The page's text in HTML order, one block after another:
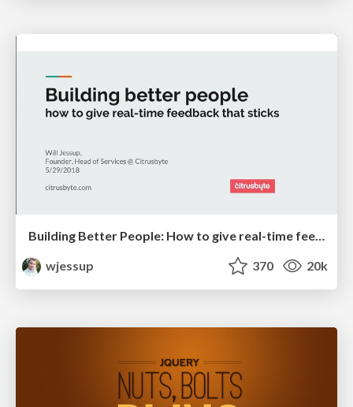
Building Better People: How to give real-time feedback that sticks.
wjessup
370 20k